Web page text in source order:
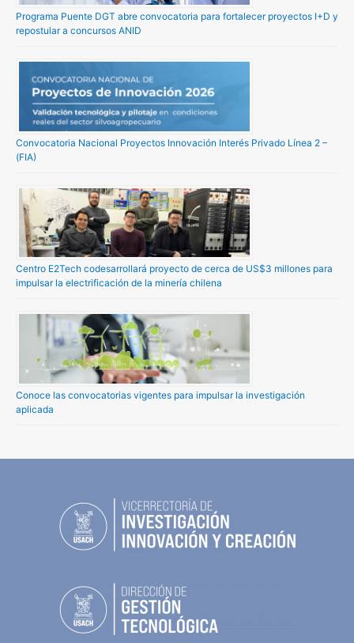
Programa Puente DGT abre convocatoria para fortalecer proyectos I+D y
repostular a concursos ANID
Convocatoria Nacional Proyectos Innovación Interés Privado Línea 2 –
(FIA)
Centro E2Tech codesarrollará proyecto de cerca de US$3 millones para
impulsar la electrificación de la minería chilena
Conoce las convocatorias vigentes para impulsar la investigación
aplicada